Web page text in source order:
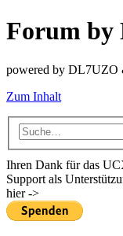
Forum by
powered by
Zum Inhalt
Ihren Dank für das
Support als
hier ->